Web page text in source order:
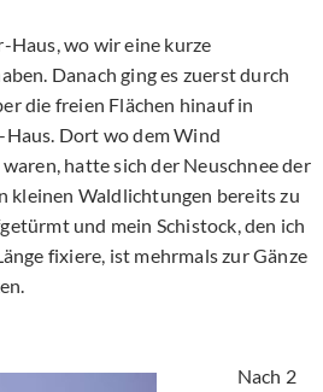
Haus, wo wir eine kurze
Danach ging es zuerst durch
die freien Flächen hinauf in
Dort wo dem Wind
hatte sich der Neuschnee der
kleinen Waldlichtungen bereits zu
und mein Schistock, den ich
fixiere, ist mehrmals zur Gänze
Nach 2